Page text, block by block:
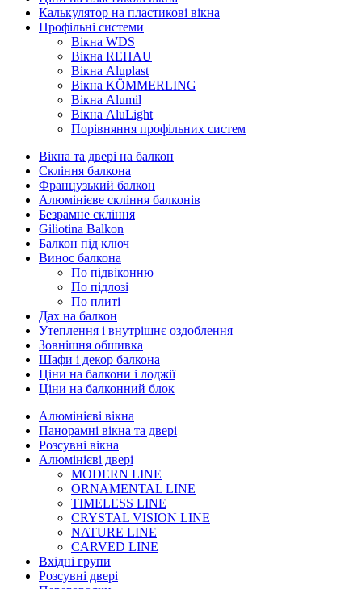
Калькулятор на пластикові вікна
Профільні системи
Вікна WDS
Вікна REHAU
Вікна Aluplast
Вікна KÖMMERLING
Вікна Alumil
Вікна AluLight
Порівняння профільних систем
Вікна та двері на балкон
Скління балкона
Французький балкон
Алюмінієве скління балконів
Безрамне скління
Giliotina Balkon
Балкон під ключ
Винос балкона
По підвіконню
По підлозі
По плиті
Дах на балкон
Утеплення і внутрішнє оздоблення
Зовнішня обшивка
Шафи і декор балкона
Ціни на балкони і лоджії
Ціни на балконний блок
Алюмінієві вікна
Панорамні вікна та двері
Розсувні вікна
Алюмінієві двері
MODERN LINE
ORNAMENTAL LINE
TIMELESS LINE
CRYSTAL VISION LINE
NATURE LINE
CARVED LINE
Вхідні групи
Розсувні двері